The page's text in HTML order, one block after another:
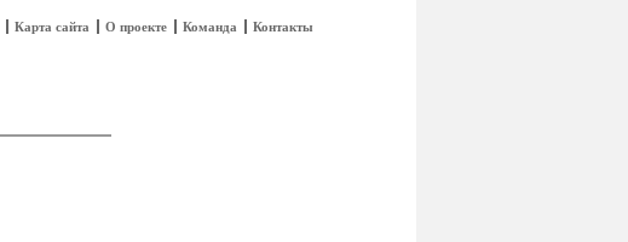
Карта сайта О проекте Команда Контакты